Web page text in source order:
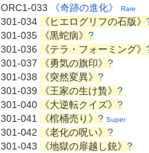
ORC1-033
《奇跡の進化》 Rare
301-034 《ヒエログリフの石版》
301-035
《黒蛇病》 ?
301-036
《テラ・フォーミング》
301-037
《勇気の旗印》 ?
301-038
《突然変異》 ?
301-039
《王家の生け贄》 ?
301-040
《大逆転クイズ》 ?
301-041
《棺桶売り》 ? Super
301-042 《老化の呪い》 ?
301-043
《地獄の扉越し銃》 ?